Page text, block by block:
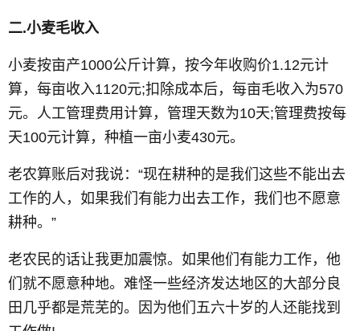
二.小麦毛收入
小麦按亩产1000公斤计算，按今年收购价1.12元计
算，每亩收入1120元;扣除成本后，每亩毛收入为570
元。人工管理费用计算，管理天数为10天;管理费按每
天100元计算，种植一亩小麦430元。
老农算账后对我说：“现在耕种的是我们这些不能出去
工作的人，如果我们有能力出去工作，我们也不愿意
耕种。”
老农民的话让我更加震惊。如果他们有能力工作，他
们就不愿意种地。难怪一些经济发达地区的大部分良
田几乎都是荒芜的。因为他们五六十岁的人还能找到